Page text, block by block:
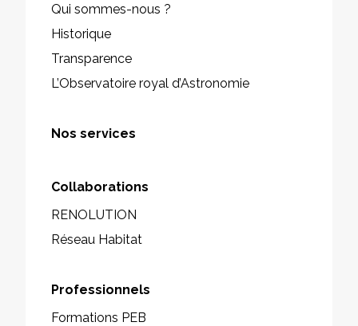
Qui sommes-nous ?
Historique
Transparence
L’Observatoire royal d’Astronomie
Nos services
Collaborations
RENOLUTION
Réseau Habitat
Professionnels
Formations PEB